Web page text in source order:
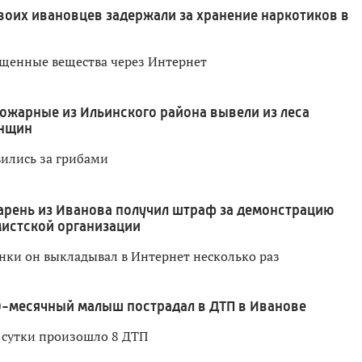
ивановцев задержали за хранение наркотиков в
вещества через Интернет
из Ильинского района вывели из леса
за грибами
из Иванова получил штраф за демонстрацию
организации
он выкладывал в Интернет несколько раз
месячный малыш пострадал в ДТП в Иванове
произошло 8 ДТП